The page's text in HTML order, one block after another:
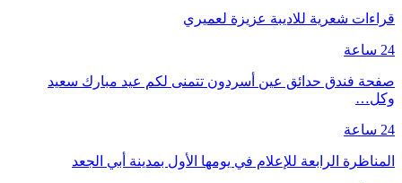
قراءات شعرية للاديبة عزيزة لعميري
24 ساعة
صفحة فندق حدائق عين أسردون تتمنى لكم عيد مبارك سعيد
وكل…
24 ساعة
المناظرة الرابعة للإعلام في يومها الأول بمدينة أبي الجعد